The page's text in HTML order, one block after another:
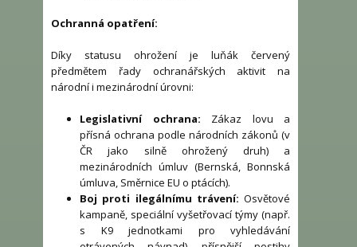
Ochranná opatření:
Díky statusu ohrožení je luňák červený
předmětem řady ochranářských aktivit na
národní i mezinárodní úrovni:
Legislativní ochrana: Zákaz lovu a
přísná ochrana podle národních zákonů (v
ČR jako silně ohrožený druh) a
mezinárodních úmluv (Bernská, Bonnská
úmluva, Směrnice EU o ptácích).
Boj proti ilegálnímu trávení: Osvětové
kampaně, speciální vyšetřovací týmy (např.
s K9 jednotkami pro vyhledávání